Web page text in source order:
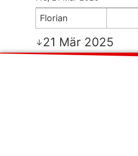
Florian
↓21 Mär 2025